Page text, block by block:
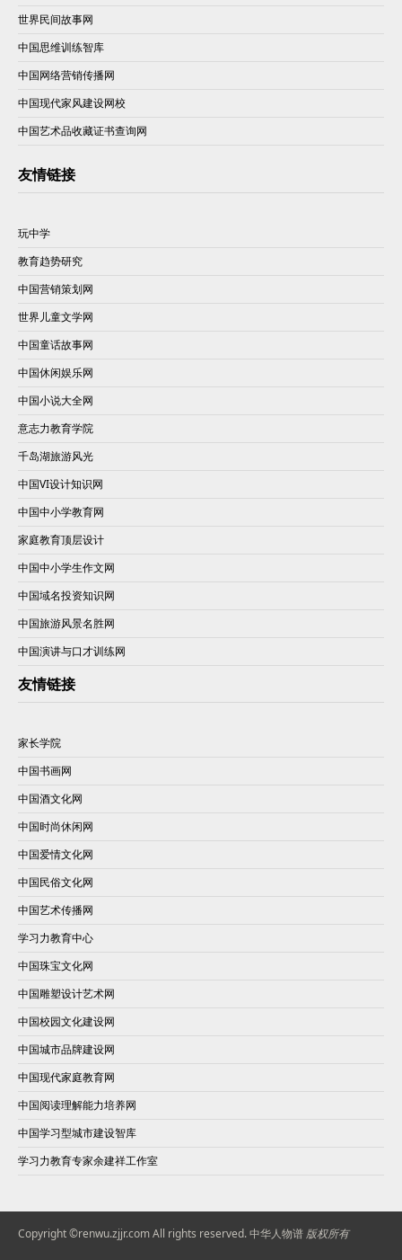
世界民间故事网
中国思维训练智库
中国网络营销传播网
中国现代家风建设网校
中国艺术品收藏证书查询网
友情链接
玩中学
教育趋势研究
中国营销策划网
世界儿童文学网
中国童话故事网
中国休闲娱乐网
中国小说大全网
意志力教育学院
千岛湖旅游风光
中国VI设计知识网
中国中小学教育网
家庭教育顶层设计
中国中小学生作文网
中国域名投资知识网
中国旅游风景名胜网
中国演讲与口才训练网
友情链接
家长学院
中国书画网
中国酒文化网
中国时尚休闲网
中国爱情文化网
中国民俗文化网
中国艺术传播网
学习力教育中心
中国珠宝文化网
中国雕塑设计艺术网
中国校园文化建设网
中国城市品牌建设网
中国现代家庭教育网
中国阅读理解能力培养网
中国学习型城市建设智库
学习力教育专家余建祥工作室
Copyright ©renwu.zjjr.com All rights reserved.中华人物谱 版权所有